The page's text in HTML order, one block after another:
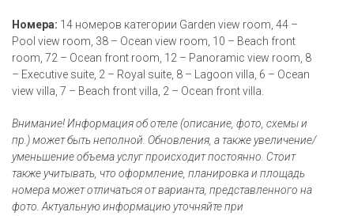
Номера: 14 номеров категории Garden view room, 44 –
Pool view room, 38 – Ocean view room, 10 – Beach front
room, 72 – Ocean front room, 12 – Panoramic view room, 8
– Executive suite, 2 – Royal suite, 8 – Lagoon villa, 6 – Ocean
view villa, 7 – Beach front villa, 2 – Ocean front villa.
Внимание! Информация об отеле (описание, фото, схемы и
пр.) может быть неполной. Обновления, а также увеличение/
уменьшение объема услуг происходит постоянно. Стоит
также учитывать, что оформление, планировка и площадь
номера может отличаться от варианта, представленного на
фото. Актуальную информацию уточняйте при